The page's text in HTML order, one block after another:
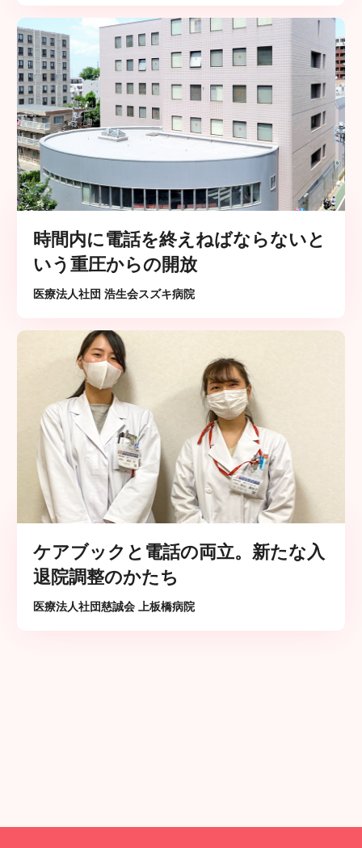
時間内に電話を終えねばならないと
いう重圧からの開放
医療法人社団 浩生会スズキ病院
ケアブックと電話の両立。新たな入
退院調整のかたち
医療法人社団慈誠会 上板橋病院